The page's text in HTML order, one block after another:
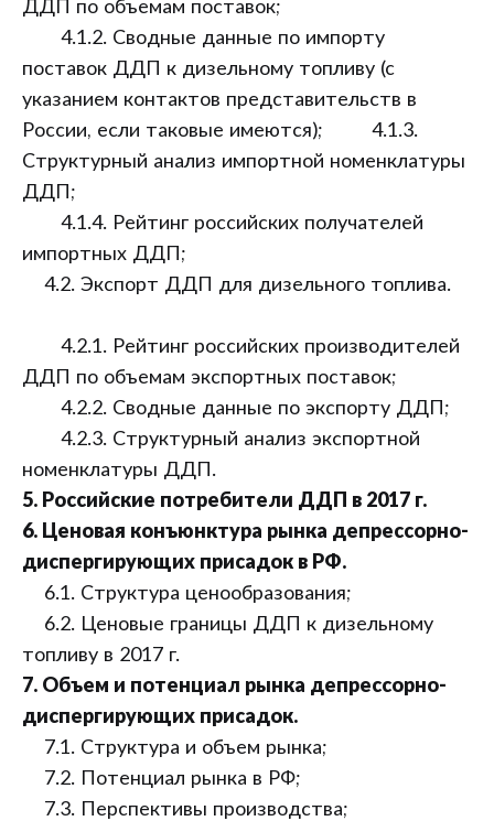
ДДП по объемам поставок;
4.1.2. Сводные данные по импорту
поставок ДДП к дизельному топливу (с
указанием контактов представительств в
России, если таковые имеются); 4.1.3.
Структурный анализ импортной номенклатуры
ДДП;
4.1.4. Рейтинг российских получателей
импортных ДДП;
4.2. Экспорт ДДП для дизельного топлива.
4.2.1. Рейтинг российских производителей
ДДП по объемам экспортных поставок;
4.2.2. Сводные данные по экспорту ДДП;
4.2.3. Структурный анализ экспортной
номенклатуры ДДП.
5. Российские потребители ДДП в 2017 г.
6. Ценовая конъюнктура рынка депрессорно-
диспергирующих присадок в РФ.
6.1. Структура ценообразования;
6.2. Ценовые границы ДДП к дизельному
топливу в 2017 г.
7. Объем и потенциал рынка депрессорно-
диспергирующих присадок.
7.1. Структура и объем рынка;
7.2. Потенциал рынка в РФ;
7.3. Перспективы производства;